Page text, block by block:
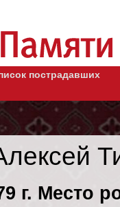
пострадавших
г. Место